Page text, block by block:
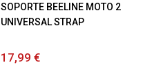
SOPORTE BEELINE MOTO 2
UNIVERSAL STRAP
17,99 €